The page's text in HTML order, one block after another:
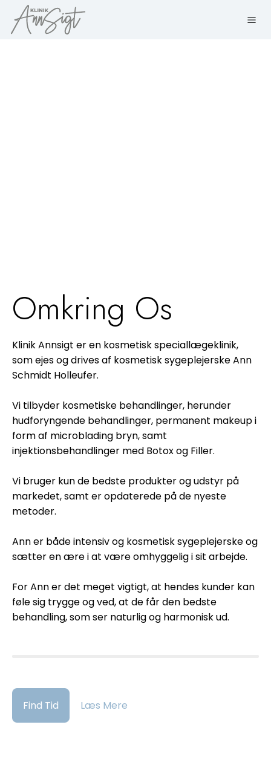
Omkring Os
Klinik Annsigt er en kosmetisk speciallægeklinik,
som ejes og drives af kosmetisk sygeplejerskeAnn
Schmidt Holleufer.
Vi tilbyder kosmetiske behandlinger, herunder
hudforyngende behandlinger, permanent makeup i
form af microblading bryn, samt
injektionsbehandlinger med Botoxog Filler.
Vi bruger kun de bedste produkter og udstyr på
markedet, samt er opdaterede på de nyeste
metoder.
Ann er både intensiv og kosmetisk sygeplejerske og
sætter en ære i at være omhyggelig i sit arbejde.
For Ann er det meget vigtigt, at hendes kunder kan
føle sig trygge og ved, at de får den bedste
behandling, som ser naturlig og harmonisk ud.
Find Tid Læs Mere